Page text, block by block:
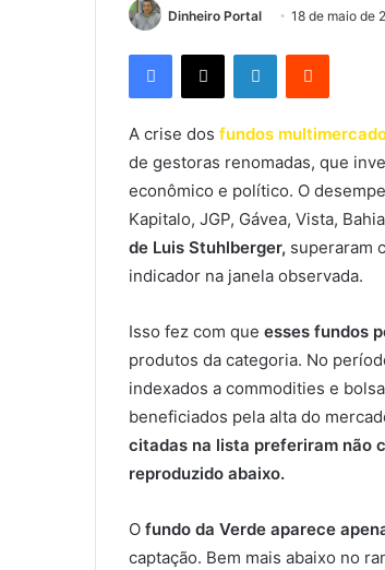
Dinheiro Portal 18 de maio de
Facebook
X LinkedinReddit
A crise dos fundos
de gestoras renomadas, que
econômico e político. O
Kapitalo, JGP, Gávea, Vista,
de Luis Stuhlberger, superaram
indicador na janela observada.
Isso fez com que esses fundos
produtos da categoria. No
indexados a commodities e
beneficiados pela alta do
citadas na lista preferiram não
reproduzido abaixo.
O fundo da Verde aparece
captação. Bem mais abaixo no